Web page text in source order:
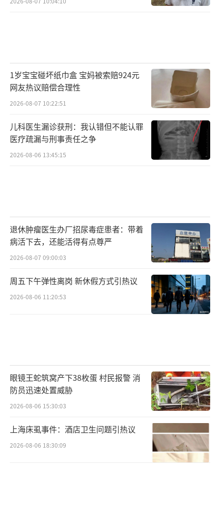
1岁宝宝碰坏纸巾盒 宝妈被索赔924元
网友热议赔偿合理性
2026-08-07 10:22:51
儿科医生漏诊获刑：我认错但不能认罪
医疗疏漏与刑事责任之争
2026-08-06 13:45:15
退休肿瘤医生办厂招尿毒症患者：带着
病活下去，还能活得有点尊严
2026-08-07 09:00:03
周五下午弹性离岗 新休假方式引热议
2026-08-06 11:20:53
眼镜王蛇筑窝产下38枚蛋 村民报警 消
防员迅速处置威胁
2026-08-06 15:30:03
上海床虱事件：酒店卫生问题引热议
2026-08-06 18:30:09